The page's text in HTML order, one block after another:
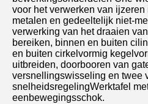
voor het verwerken van
metalen en gedeeltelijk niet-
verwerking van het draaien
bereiken, binnen en buiten
en buiten cirkelvormig
uitbreiden, doorbooren van
versnellingswisseling en twee
snelheidsregelingWerktafel
eenbewegingsschok.